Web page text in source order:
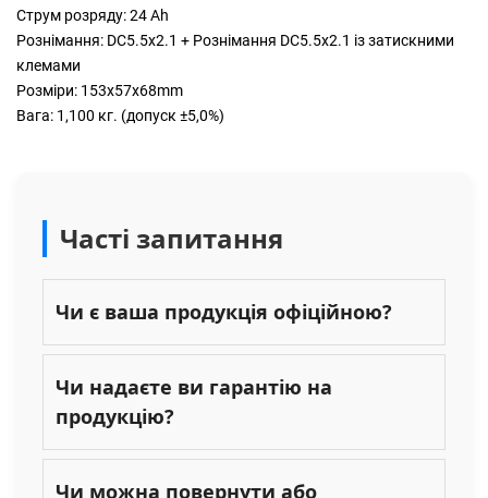
Струм розряду: 24 Ah
Рознімання: DC5.5x2.1 + Рознімання DC5.5x2.1 із затискними
клемами
Розміри: 153х57х68mm
Вага: 1,100 кг. (допуск ±5,0%)
Часті запитання
Чи є ваша продукція офіційною?
Чи надаєте ви гарантію на
продукцію?
Чи можна повернути або